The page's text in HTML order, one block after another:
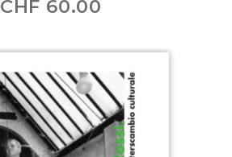
CHF 60.00